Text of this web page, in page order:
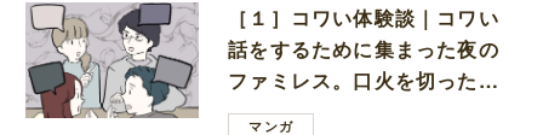
［１］コワい体験談｜コワい
話をするために集まった夜の
ファミレス。口火を切ったの
は電車好きの男の子ママ
マンガ